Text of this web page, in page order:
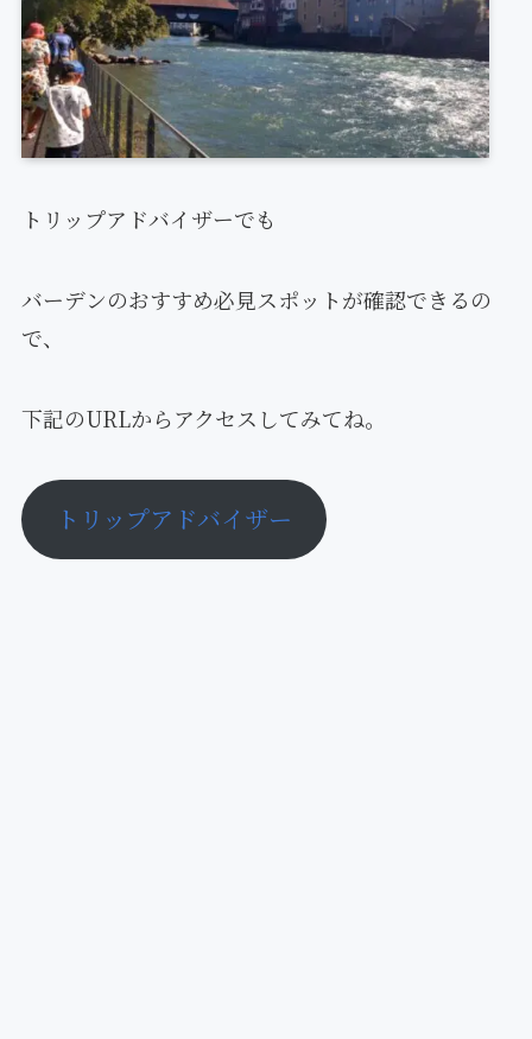
トリップアドバイザーでも
バーデンのおすすめ必見スポットが確認できるの
で、
下記のURLからアクセスしてみてね。
トリップアドバイザー